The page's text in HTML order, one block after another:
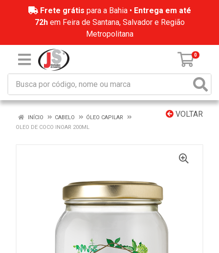
Frete grátis para a Bahia • Entrega em até
72hem Feira de Santana, Salvador e Região
Metropolitana
0
VOLTAR
INÍCIO CABELO
ÓLEO CAPILAR
OLEO DE COCO INOAR 200ML